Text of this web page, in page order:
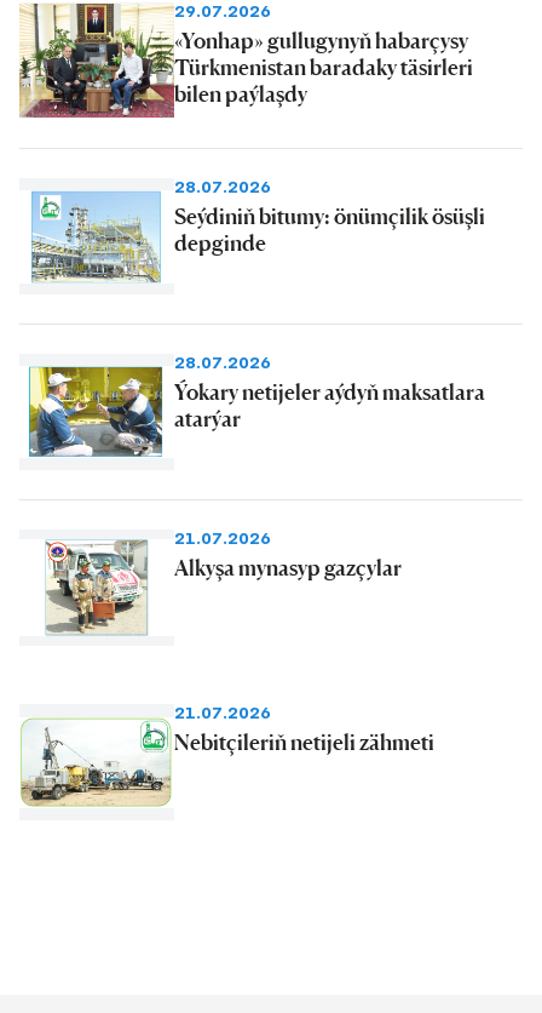
29.07.2026
«Yonhap» gullugynyň habarçysy
Türkmenistan baradaky täsirleri
bilen paýlaşdy
28.07.2026
Seýdiniň bitumy: önümçilik ösüşli
depginde
28.07.2026
Ýokary netijeler aýdyň maksatlara
atarýar
21.07.2026
Alkyşa mynasyp gazçylar
21.07.2026
Nebitçileriň netijeli zähmeti